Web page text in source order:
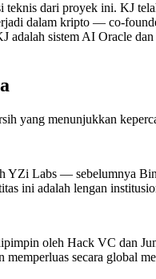
dari proyek ini. KJ
dalam kripto — co-
adalah sistem AI Oracle
yang menunjukkan
YZi Labs — sebelumnya
ini adalah lengan
oleh Hack VC dan
secara